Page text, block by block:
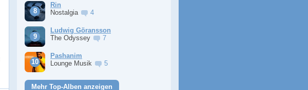
Rin
Nostalgia
4
Ludwig Göransson
The Odyssey
7
Pashanim
Lounge Musik
5
Mehr Top-Alben anzeigen